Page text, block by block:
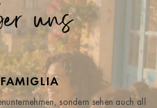
uns
sondern sehen auch all